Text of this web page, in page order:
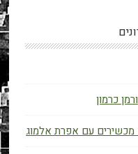
כרמון
מכשירים עם אפרת אלמוג